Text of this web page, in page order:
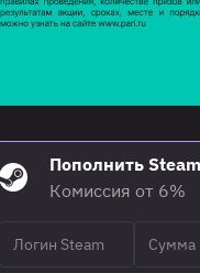
Пополнить Steam
Комиссия от 6%